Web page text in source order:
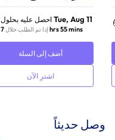
احصل عليه بحلول Tue, Aug 11
إذا تم الطلب خلال 7 hrs 55 mins
أضف إلى السلة
اشترِ الآن
وصل حديثاً